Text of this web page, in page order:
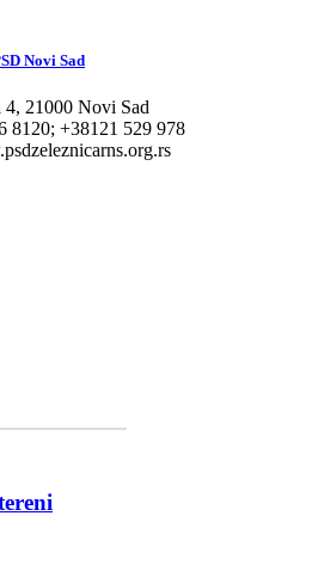
Novi Sad
4, 21000 Novi Sad
8120; +38121 529 978